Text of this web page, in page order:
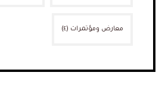
معارض ومؤتمرات (٤)